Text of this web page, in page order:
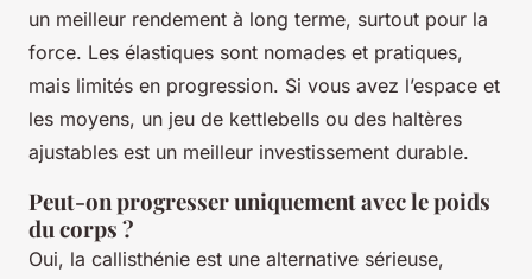
un meilleur rendement à long terme, surtout pour la
force. Les élastiques sont nomades et pratiques,
mais limités en progression. Si vous avez l’espace et
les moyens, un jeu de kettlebells ou des haltères
ajustables est un meilleur investissement durable.
Peut-on progresser uniquement avec le poids
du corps ?
Oui, la callisthénie est une alternative sérieuse,